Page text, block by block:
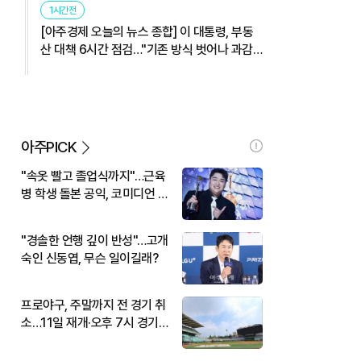
1시간전
[아주경제 오늘의 뉴스 종합] 이 대통령, 부동
산 대책 6시간 점검…"기존 방식 벗어나 과감
아주PICK
"속옷 빨고 졸업식까지"…근육
병 학생 돌본 공익, 코미디언 김
"경솔한 언행 깊이 반성"…고개
숙인 신동엽, 무슨 일이길래?
프로야구, 주말까지 전 경기 취
소…11일 재개·오후 7시 경기